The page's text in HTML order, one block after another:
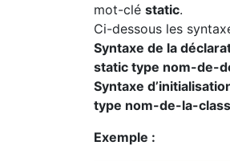
mot-clé static.
Ci-dessous les
Syntaxe de la
static type nom-de-
Syntaxe
type nom-de-la-
Exemple :